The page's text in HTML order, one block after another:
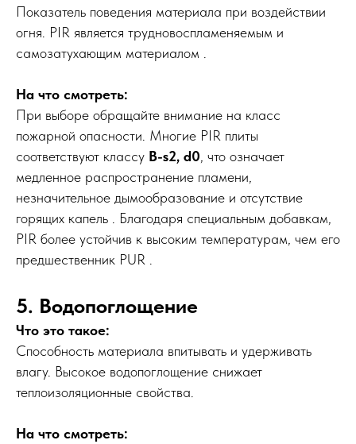
Показатель поведения материала при воздействии
огня. PIR является трудновоспламеняемым и
самозатухающим материалом .
На что смотреть:
При выборе обращайте внимание на класс
пожарной опасности. Многие PIR плиты
соответствуют классу B-s2, d0, что означает
медленное распространение пламени,
незначительное дымообразование и отсутствие
горящих капель . Благодаря специальным добавкам,
PIR более устойчив к высоким температурам, чем его
предшественник PUR .
5. Водопоглощение
Что это такое:
Способность материала впитывать и удерживать
влагу. Высокое водопоглощение снижает
теплоизоляционные свойства.
На что смотреть: